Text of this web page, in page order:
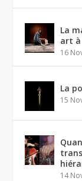
La
art
16
La
15
14